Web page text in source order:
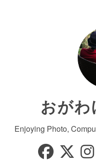
おがわ
Enjoying Photo,